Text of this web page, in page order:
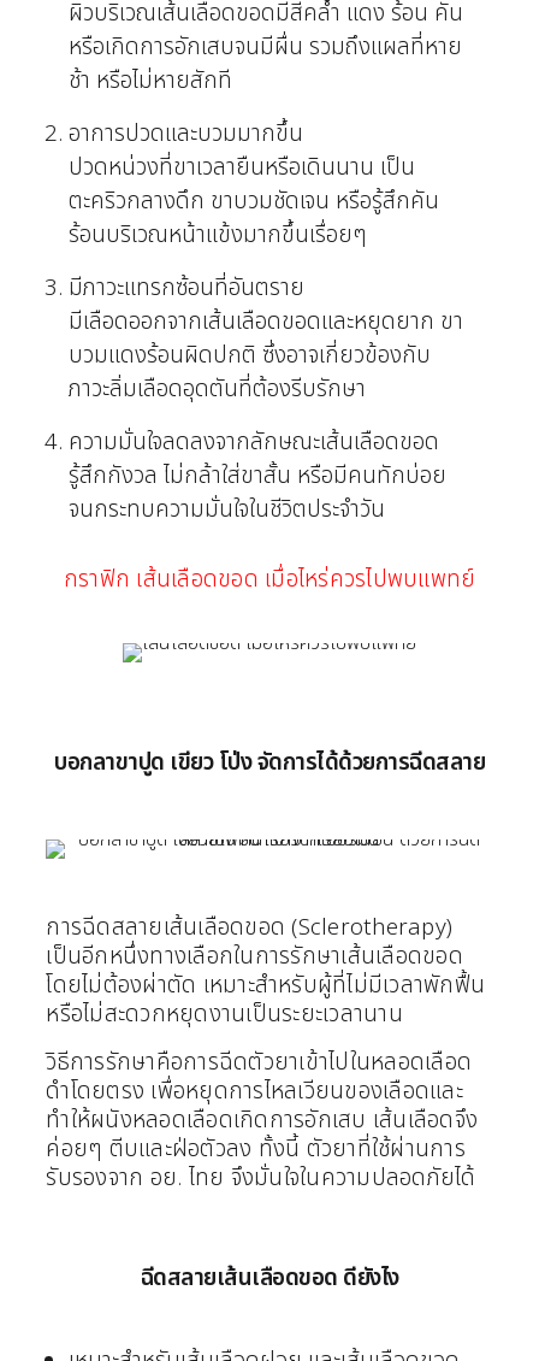
ผิวบริเวณเส้นเลือดขอดมีสีคล้ำ แดง ร้อน คัน
หรือเกิดการอักเสบจนมีผื่น รวมถึงแผลที่หาย
ช้า หรือไม่หายสักที
อาการปวดและบวมมากขึ้น
ปวดหน่วงที่ขาเวลายืนหรือเดินนาน เป็น
ตะคริวกลางดึก ขาบวมชัดเจน หรือรู้สึกคัน
ร้อนบริเวณหน้าแข้งมากขึ้นเรื่อยๆ
มีภาวะแทรกซ้อนที่อันตราย
มีเลือดออกจากเส้นเลือดขอดและหยุดยาก ขา
บวมแดงร้อนผิดปกติ ซึ่งอาจเกี่ยวข้องกับ
ภาวะลิ่มเลือดอุดตันที่ต้องรีบรักษา
ความมั่นใจลดลงจากลักษณะเส้นเลือดขอด
รู้สึกกังวล ไม่กล้าใส่ขาสั้น หรือมีคนทักบ่อย
จนกระทบความมั่นใจในชีวิตประจำวัน
กราฟิก เส้นเลือดขอด เมื่อไหร่ควรไปพบแพทย์
บอกลาขาปูด เขียว โป่ง จัดการได้ด้วยการฉีดสลาย
การฉีดสลายเส้นเลือดขอด (Sclerotherapy)
เป็นอีกหนึ่งทางเลือกในการรักษาเส้นเลือดขอด
โดยไม่ต้องผ่าตัด เหมาะสำหรับผู้ที่ไม่มีเวลาพักฟื้น
หรือไม่สะดวกหยุดงานเป็นระยะเวลานาน
วิธีการรักษาคือการฉีดตัวยาเข้าไปในหลอดเลือด
ดำโดยตรง เพื่อหยุดการไหลเวียนของเลือดและ
ทำให้ผนังหลอดเลือดเกิดการอักเสบ เส้นเลือดจึง
ค่อยๆ ตีบและฝ่อตัวลง ทั้งนี้ ตัวยาที่ใช้ผ่านการ
รับรองจาก อย. ไทย จึงมั่นใจในความปลอดภัยได้
ฉีดสลายเส้นเลือดขอด ดียังไง